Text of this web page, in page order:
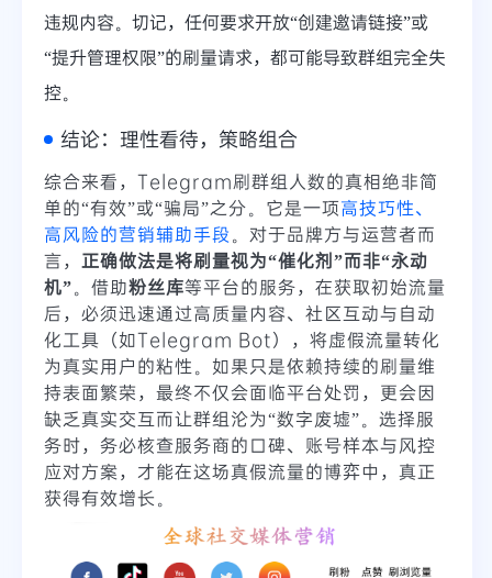
违规内容。切记，任何要求开放“创建邀请链接”或
“提升管理权限”的刷量请求，都可能导致群组完全失
控。
结论：理性看待，策略组合
综合来看，Telegram刷群组人数的真相绝非简
单的“有效”或“骗局”之分。它是一项高技巧性、
高风险的营销辅助手段 。对于品牌方与运营者而
言， 正确做法是将刷量视为“催化剂”而非“永动
机”。借助粉丝库等平台的服务，在获取初始流量
后，必须迅速通过高质量内容、社区互动与自动
化工具（如Telegram Bot），将虚假流量转化
为真实用户的粘性。如果只是依赖持续的刷量维
持表面繁荣，最终不仅会面临平台处罚，更会因
缺乏真实交互而让群组沦为“数字废墟”。选择服
务时，务必核查服务商的口碑、账号样本与风控
应对方案，才能在这场真假流量的博弈中，真正
获得有效增长。